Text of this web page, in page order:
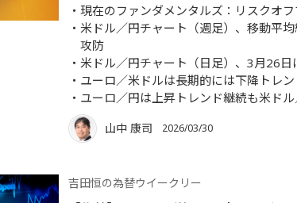
現在のファンダメンタルズ：リスクオ
米ドル／円チャート（週足）、移動平
攻防
米ドル／円チャート（日足）、3月26
ユーロ／米ドルは長期的には下降トレ
ユーロ／円は上昇トレンド継続も米ド
山中 康司 2026/03/30
吉田恒の為替ウイークリー